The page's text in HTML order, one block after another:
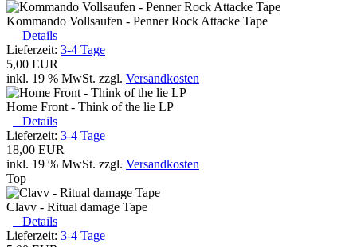
Kommando Vollsaufen - Penner Rock Attacke Tape
Details
Lieferzeit: 3-4 Tage
5,00 EUR
inkl. 19 % MwSt. zzgl. Versandkosten
Home Front - Think of the lie LP
Details
Lieferzeit: 3-4 Tage
18,00 EUR
inkl. 19 % MwSt. zzgl. Versandkosten
Top
Clavv - Ritual damage Tape
Details
Lieferzeit: 3-4 Tage